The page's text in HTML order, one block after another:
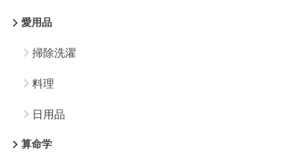
愛用品
掃除洗濯
料理
日用品
算命学